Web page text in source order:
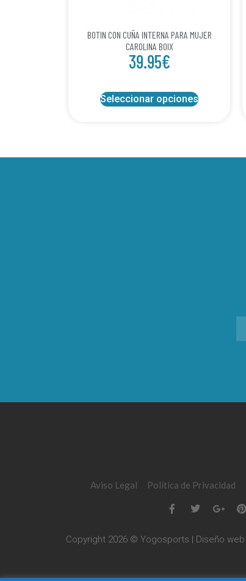
BOTIN CON CUÑA INTERNA PARA MUJER
CAROLINA BOIX
39.95€
Seleccionar opciones
Aviso Legal Política de Privacidad
Copyright 2026 © Yogosports | Diseño web